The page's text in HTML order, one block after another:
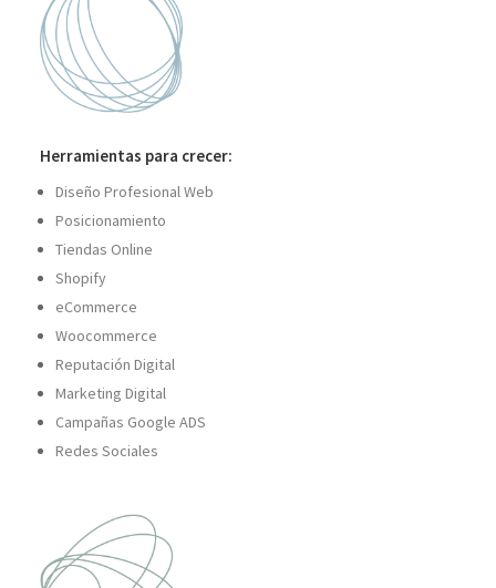
Herramientas para crecer:
Diseño Profesional Web
Posicionamiento
Tiendas Online
Shopify
eCommerce
Woocommerce
Reputación Digital
Marketing Digital
Campañas Google ADS
Redes Sociales